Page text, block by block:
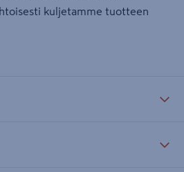
kuljetamme tuotteen